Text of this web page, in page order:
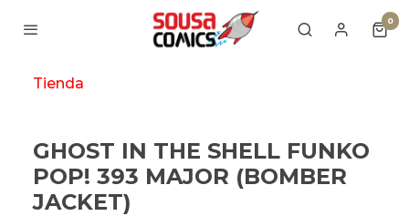
0
Tienda
GHOST IN THE SHELL FUNKO
POP! 393 MAJOR (BOMBER
JACKET)